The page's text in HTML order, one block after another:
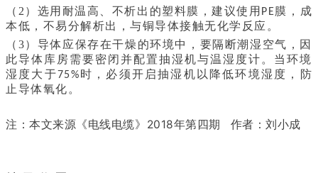
（2）选用耐温高、不析出的塑料膜，建议使用 PE膜，成
本低，不易分解析出，与铜导体接触无化学反应。
（3）导体应保存在干燥的环境中，要隔断潮湿空气，因
此导体库房需要密闭并配置抽湿机与温湿度计。当环境
湿度大于 75%时，必须开启抽湿机以降低环境湿度，防
止导体氧化。
注：本文来源《电线电缆》2018年第四期 作者：刘小成